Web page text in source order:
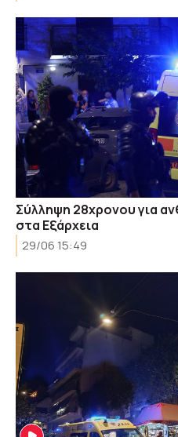
Σύλληψη 28χρονου για
στα Εξάρχεια
29/06 15:49